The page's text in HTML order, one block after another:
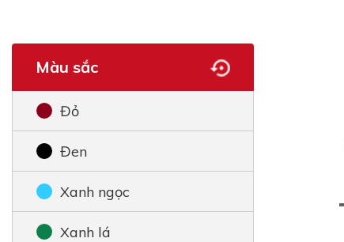
Màu sắc
Đỏ
Đen
Xanh ngọc
Xanh lá